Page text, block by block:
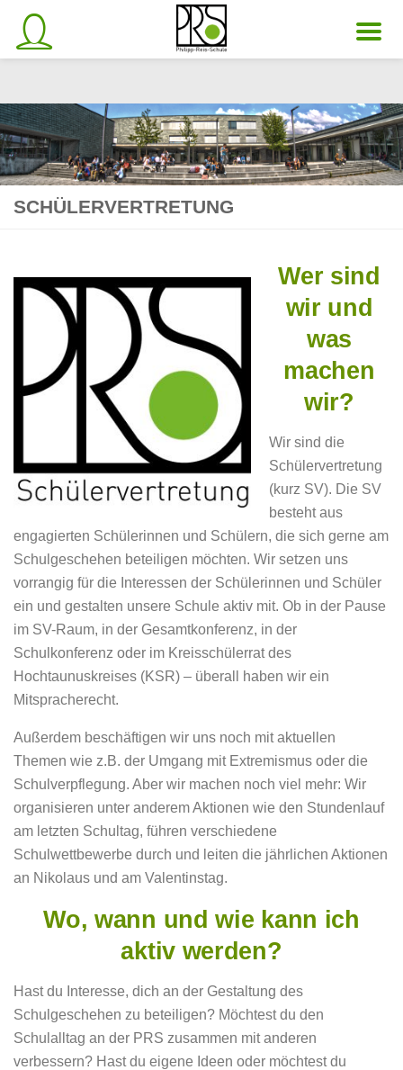
Unter dem Inhalt
SCHÜLERVERTRETUNG
Wer sind
wir und
was
machen
wir?
Wir sind die
Schülervertretung
(kurz SV). Die SV
besteht aus
engagierten Schülerinnen und Schülern, die sich gerne am
Schulgeschehen beteiligen möchten. Wir setzen uns
vorrangig für die Interessen der Schülerinnen und Schüler
ein und gestalten unsere Schule aktiv mit. Ob in der Pause
im SV-Raum, in der Gesamtkonferenz, in der
Schulkonferenz oder im Kreisschülerrat des
Hochtaunuskreises (KSR) – überall haben wir ein
Mitspracherecht.
Außerdem beschäftigen wir uns noch mit aktuellen
Themen wie z.B. der Umgang mit Extremismus oder die
Schulverpflegung. Aber wir machen noch viel mehr: Wir
organisieren unter anderem Aktionen wie den Stundenlauf
am letzten Schultag, führen verschiedene
Schulwettbewerbe durch und leiten die jährlichen Aktionen
an Nikolaus und am Valentinstag.
Wo, wann und wie kann ich
aktiv werden?
Hast du Interesse, dich an der Gestaltung des
Schulgeschehen zu beteiligen? Möchtest du den
Schulalltag an der PRS zusammen mit anderen
verbessern? Hast du eigene Ideen oder möchtest du